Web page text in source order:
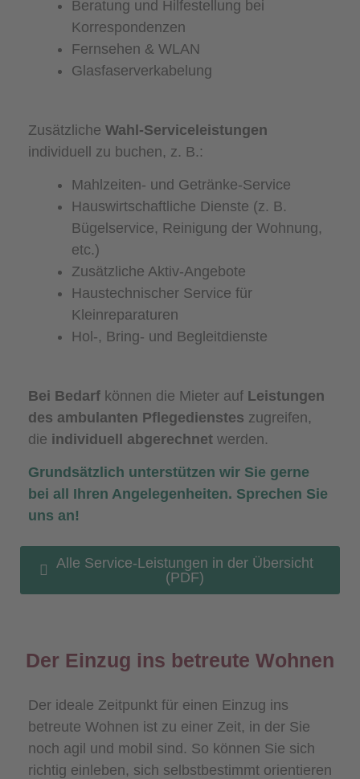
Beratung und Hilfestellung bei
Korrespondenzen
Fernsehen & WLAN
Glasfaserverkabelung
Zusätzliche Wahl-Serviceleistungen
individuell zu buchen, z. B.:
Mahlzeiten- und Getränke-Service
Hauswirtschaftliche Dienste (z. B.
Bügelservice, Reinigung der Wohnung,
etc.)
Zusätzliche Aktiv-Angebote
Haustechnischer Service für
Kleinreparaturen
Hol-, Bring- und Begleitdienste
Bei Bedarf können die Mieter auf Leistungen
des ambulanten Pflegedienstes zugreifen,
die individuell abgerechnet werden.
Grundsätzlich unterstützen wir Sie gerne
bei all Ihren Angelegenheiten. Sprechen Sie
uns an!
Alle Service-Leistungen in der Übersicht
(PDF)
Der Einzug ins betreute Wohnen
Der ideale Zeitpunkt für einen Einzug ins
betreute Wohnen ist zu einer Zeit, in der Sie
noch agil und mobil sind. So können Sie sich
richtig einleben, sich selbstbestimmt orientieren